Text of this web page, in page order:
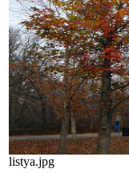
listya.jpg